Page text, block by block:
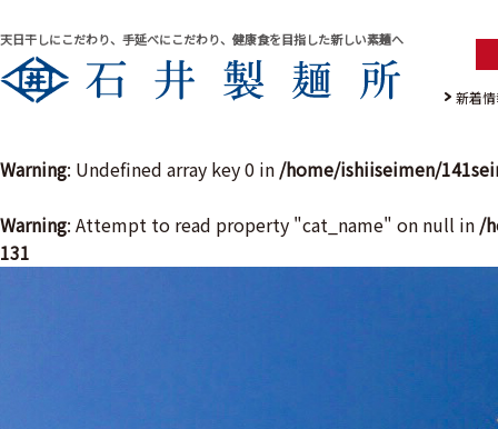
天日干しにこだわり、手延べにこだわり、健康食を目指した新しい素麺へ
新着
Warning: Undefined array key 0 in /home/ishiiseimen/
Warning: Attempt to read property "cat_name" on null in /
131